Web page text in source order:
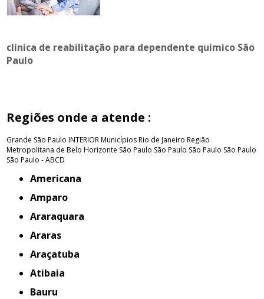
clínica de reabilitação para dependente químico São
Paulo
Regiões onde a atende :
Grande São Paulo INTERIORMunicípios Rio de Janeiro Região
Metropolitana de Belo Horizonte São Paulo São Paulo São Paulo São Paulo
São Paulo - ABCD
Americana
Amparo
Araraquara
Araras
Araçatuba
Atibaia
Bauru